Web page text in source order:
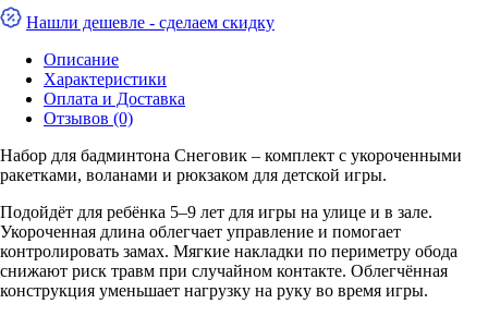
Нашли дешевле - сделаем скидку
Описание
Характеристики
Оплата и Доставка
Отзывов (0)
Набор для бадминтона Снеговик – комплект с укороченными
ракетками, воланами и рюкзаком для детской игры.
Подойдёт для ребёнка 5–9 лет для игры на улице и в зале.
Укороченная длина облегчает управление и помогает
контролировать замах. Мягкие накладки по периметру обода
снижают риск травм при случайном контакте. Облегчённая
конструкция уменьшает нагрузку на руку во время игры.